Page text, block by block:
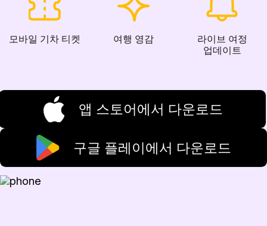
모바일 기차 티켓 여행 영감
라이브 여정
업데이트
앱 스토어에서 다운로드
구글 플레이에서 다운로드